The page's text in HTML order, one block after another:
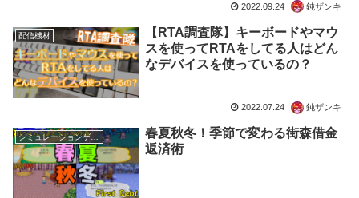
2022.09.24 鈍ザンキ
配信機材
【RTA調査隊】キーボードやマウ
スを使ってRTAをしてる人はどん
なデバイスを使っているの？
2022.07.24 鈍ザンキ
シミュレーションゲーム
春夏秋冬！季節で変わる街森借金
返済術